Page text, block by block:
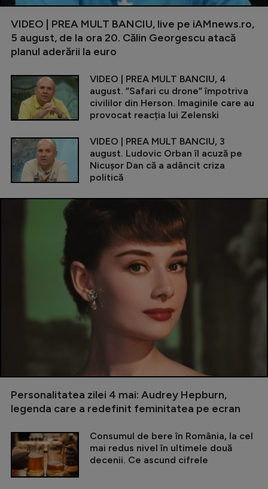
VIDEO | PREA MULT BANCIU, live pe iAMnews.ro,
5 august, de la ora 20. Călin Georgescu atacă
planul aderării la euro
VIDEO | PREA MULT BANCIU, 4
august. ”Safari cu drone” împotriva
civililor din Herson. Imaginile care au
provocat reacția lui Zelenski
VIDEO | PREA MULT BANCIU, 3
august. Ludovic Orban îl acuză pe
Nicușor Dan că a adâncit criza
politică
Personalitatea zilei 4 mai: Audrey Hepburn,
legenda care a redefinit feminitatea pe ecran
Consumul de bere în România, la cel
mai redus nivel în ultimele două
decenii. Ce ascund cifrele